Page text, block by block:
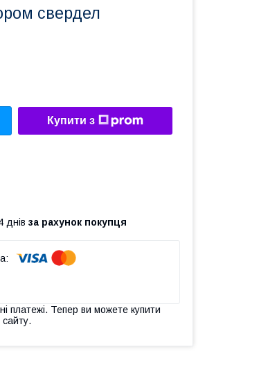
свердел
Купити з
днів за рахунок покупця
платежі. Тепер ви можете купити